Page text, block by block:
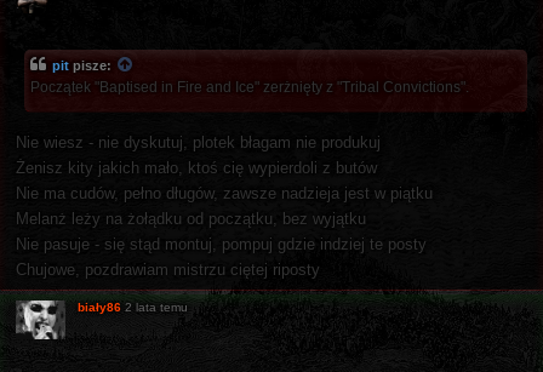
pit pisze:
Początek "Baptised in Fire and Ice" zerżnięty z "Tribal Convictions".
Nie wiesz - nie dyskutuj, plotek błagam nie produkuj
Żenisz kity jakich mało, ktoś cię wypierdoli z butów
Nie ma cudów, pełno długów, zawsze nadzieja jest w piątku
Melanż leży na żołądku od początku, bez wyjątku
Nie pasuje - się stąd montuj, pompuj gdzie indziej te posty
Chujowe, pozdrawiam mistrzu ciętej riposty
biały86 2 lata temu